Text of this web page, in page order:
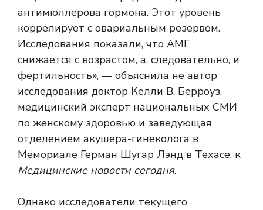
антимюллерова гормона. Этот уровень
коррелирует с овариальным резервом.
Исследования показали, что АМГ
снижается с возрастом, а, следовательно, и
фертильность», — объяснила не автор
исследования доктор Келли В. Берроуз,
медицинский эксперт национальных СМИ
по женскому здоровью и заведующая
отделением акушера-гинеколога в
Мемориале Герман Шугар Лэнд в Техасе. к
Медицинские новости сегодня.
Однако исследователи текущего